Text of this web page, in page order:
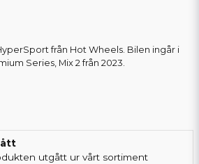
från Hot Wheels. Bilen ingår i
Series, Mix 2 från 2023.
utgått ur vårt sortiment